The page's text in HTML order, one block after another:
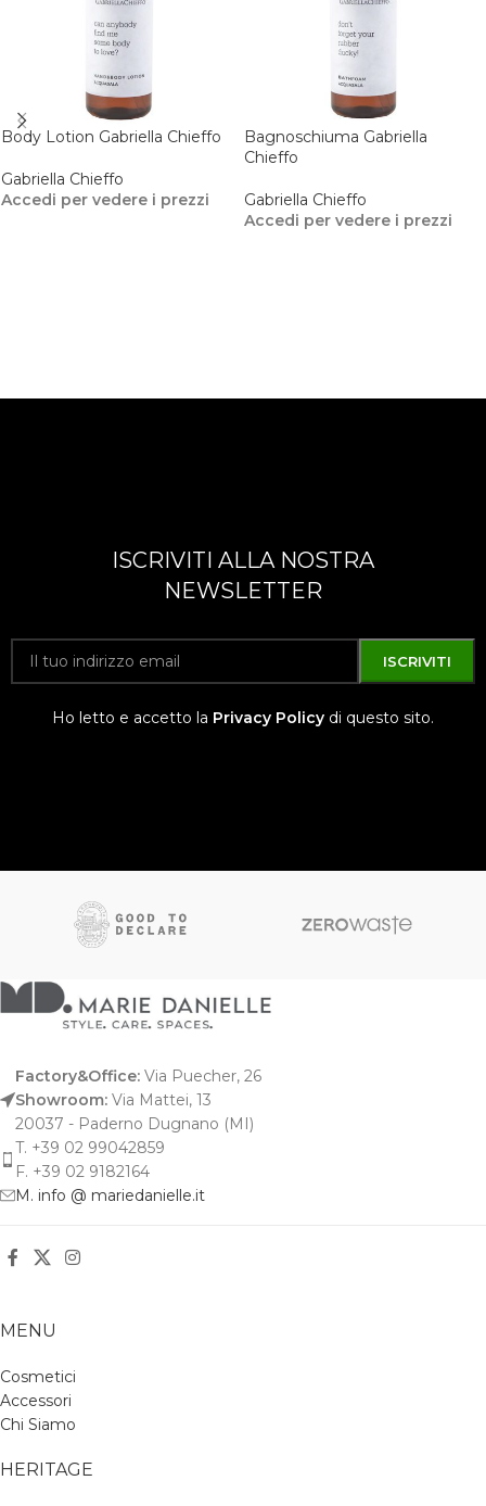
Body Lotion Gabriella Chieffo
Gabriella Chieffo
Accedi per vedere i prezzi
Bagnoschiuma Gabriella
Chieffo
Gabriella Chieffo
Accedi per vedere i prezzi
ISCRIVITI ALLA NOSTRA
NEWSLETTER
Ho letto e accetto la Privacy Policy di questo sito.
Factory&Office: Via Puecher, 26
Showroom: Via Mattei, 13
20037 - Paderno Dugnano (MI)
T. +39 02 99042859
F. +39 02 9182164
M. info @ mariedanielle.it
MENU
Cosmetici
Accessori
Chi Siamo
HERITAGE